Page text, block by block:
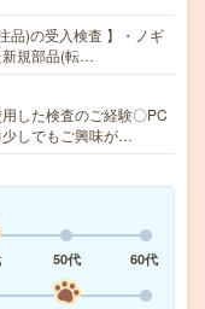
品)の受入検査 】・ノギ
新規部品(転…
した検査のご経験〇PC
少しでもご興味が…
50代
60代